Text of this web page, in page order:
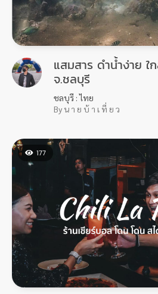
แสมสาร ดำน้ำง่าย
จ.ชลบุรี
ชลบุรี : ไทย
By น า ย บ้ า เ ที่ ย ว
177